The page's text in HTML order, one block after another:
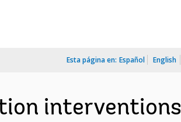
Esta página en: Español English